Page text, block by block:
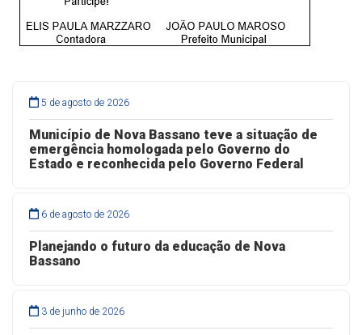
5 de agosto de 2026
Município de Nova Bassano teve a situação de
emergência homologada pelo Governo do
Estado e reconhecida pelo Governo Federal
6 de agosto de 2026
Planejando o futuro da educação de Nova
Bassano
3 de junho de 2026